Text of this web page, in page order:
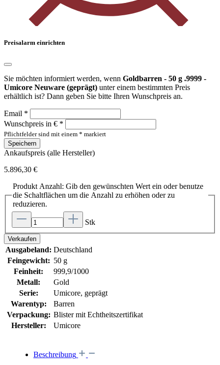
Preisalarm einrichten
Sie möchten informiert werden, wenn Goldbarren - 50 g .9999 -
Umicore Neuware (geprägt) unter einem bestimmten Preis
erhältlich ist? Dann geben Sie bitte Ihren Wunschpreis an.
Email *
Wunschpreis in € *
Pflichtfelder sind mit einem * markiert
Speichern
Ankaufspreis (alle Hersteller)
5.896,30 €
Produkt Anzahl: Gib den gewünschten Wert ein oder benutze
die Schaltflächen um die Anzahl zu erhöhen oder zu
reduzieren.
Stk
Verkaufen
Ausgabeland: Deutschland
Feingewicht: 50 g
Feinheit:
999,9/1000
Metall:
Gold
Serie:
Umicore, geprägt
Warentyp:
Barren
Verpackung: Blister mit Echtheitszertifikat
Hersteller:
Umicore
Beschreibung